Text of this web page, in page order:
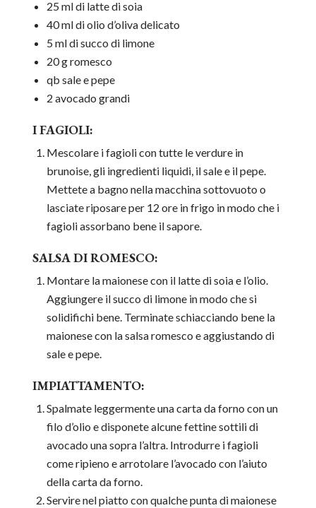
25 ml di latte di soia
40 ml di olio d’oliva delicato
5 ml di succo di limone
20 g romesco
qb sale e pepe
2 avocado grandi
I FAGIOLI:
Mescolare i fagioli con tutte le verdure in
brunoise, gli ingredienti liquidi, il sale e il pepe.
Mettete a bagno nella macchina sottovuoto o
lasciate riposare per 12 ore in frigo in modo che i
fagioli assorbano bene il sapore.
SALSA DI ROMESCO:
Montare la maionese con il latte di soia e l’olio.
Aggiungere il succo di limone in modo che si
solidifichi bene. Terminate schiacciando bene la
maionese con la salsa romesco e aggiustando di
sale e pepe.
IMPIATTAMENTO:
Spalmate leggermente una carta da forno con un
filo d’olio e disponete alcune fettine sottili di
avocado una sopra l’altra. Introdurre i fagioli
come ripieno e arrotolare l’avocado con l’aiuto
della carta da forno.
Servire nel piatto con qualche punta di maionese